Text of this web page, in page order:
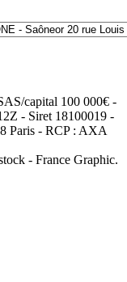
capital 100 000€ -
- Siret 18100019 -
Paris - RCP : AXA
- France Graphic.